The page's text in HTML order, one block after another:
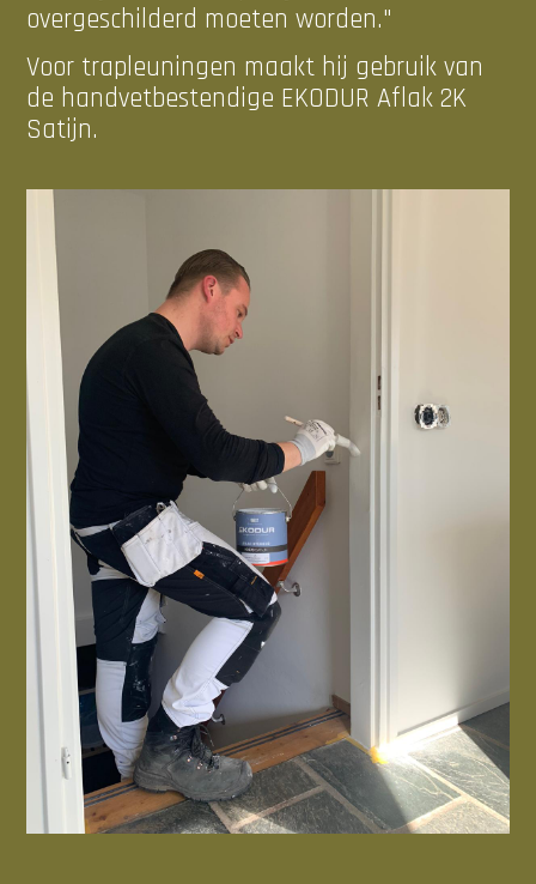
overgeschilderd moeten worden."
Voor trapleuningen maakt hij gebruik van
de handvetbestendige EKODUR Aflak 2K
Satijn.